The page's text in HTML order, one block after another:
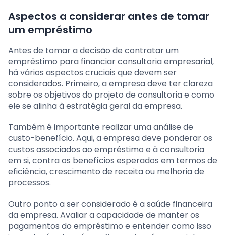
Aspectos a considerar antes de tomar
um empréstimo
Antes de tomar a decisão de contratar um
empréstimo para financiar consultoria empresarial,
há vários aspectos cruciais que devem ser
considerados. Primeiro, a empresa deve ter clareza
sobre os objetivos do projeto de consultoria e como
ele se alinha à estratégia geral da empresa.
Também é importante realizar uma análise de
custo-benefício. Aqui, a empresa deve ponderar os
custos associados ao empréstimo e à consultoria
em si, contra os benefícios esperados em termos de
eficiência, crescimento de receita ou melhoria de
processos.
Outro ponto a ser considerado é a saúde financeira
da empresa. Avaliar a capacidade de manter os
pagamentos do empréstimo e entender como isso